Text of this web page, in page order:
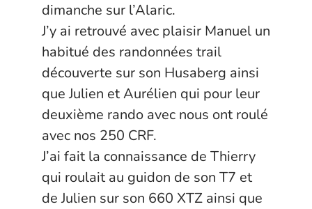
dimanche sur l’Alaric.
J’y ai retrouvé avec plaisir Manuel un
habitué des randonnées trail
découverte sur son Husaberg ainsi
que Julien et Aurélien qui pour leur
deuxième rando avec nous ont roulé
avec nos 250 CRF.
J’ai fait la connaissance de Thierry
qui roulait au guidon de son T7 et
de Julien sur son 660 XTZ ainsi que